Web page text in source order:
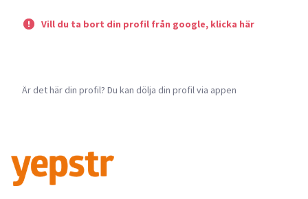
Vill du ta bort din profil från google, klicka här
Är det här din profil? Du kan dölja din profil via appen